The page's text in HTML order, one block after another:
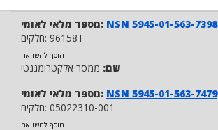
מספר מלאי לאומי: NSN 5945-01-563-7398
חלקים: 96158T
הוסף להשוואה
שם: ממסר אלקטרומגנטי
מספר מלאי לאומי: NSN 5945-01-563-7479
חלקים: 05022310-001
הוסף להשוואה